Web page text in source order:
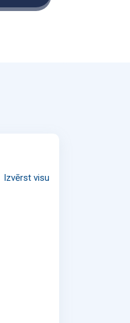
Izvērst visu